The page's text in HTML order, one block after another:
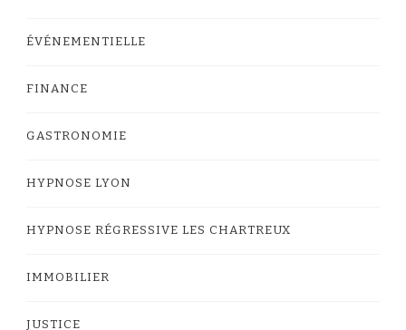
ÉVÉNEMENTIELLE
FINANCE
GASTRONOMIE
HYPNOSE LYON
HYPNOSE RÉGRESSIVE LES CHARTREUX
IMMOBILIER
JUSTICE